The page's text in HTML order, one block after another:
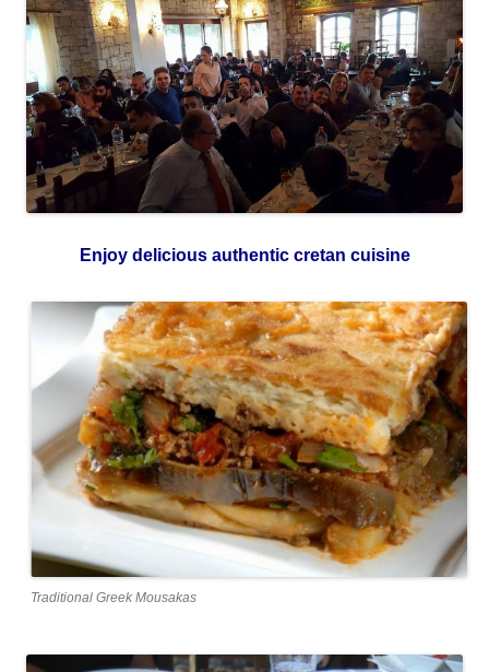
Enjoy delicious authentic cretan cuisine
Traditional Greek Mousakas